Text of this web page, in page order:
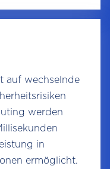
auf wechselnde
werden
in
ermöglicht.